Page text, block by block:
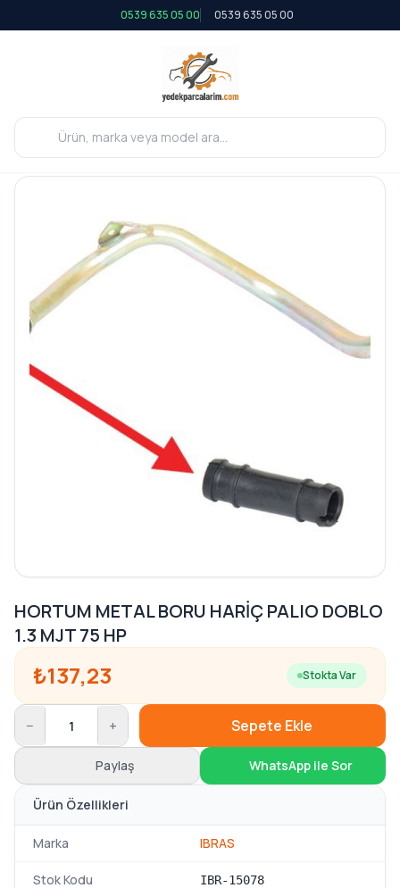
0539 635 05 00 0539 635 05 00
HORTUM METAL BORU HARİÇ PALIO DOBLO
1.3 MJT 75 HP
₺137,23 Stokta Var
− + Sepete Ekle
Paylaş WhatsApp ile Sor
Ürün Özellikleri
Marka IBRAS
Stok Kodu IBR-15078